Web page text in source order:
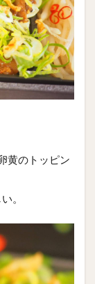
黄のトッピン
。